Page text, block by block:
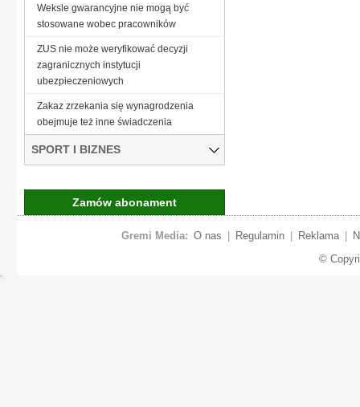
Weksle gwarancyjne nie mogą być
stosowane wobec pracowników
ZUS nie może weryfikować decyzji
zagranicznych instytucji
ubezpieczeniowych
Zakaz zrzekania się wynagrodzenia
obejmuje też inne świadczenia
SPORT I BIZNES
Zamów abonament
Gremi Media: O nas Regulamin Reklama
©